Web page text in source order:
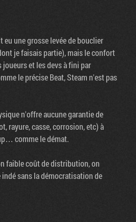
eu une grosse levée de bouclier
je faisais partie), mais le confort
joueurs et les devs à fini par
le précise Beat, Steam n'est pas
n'offre aucune garantie de
rayure, casse, corrosion, etc) à
comme le démat.
faible coût de distribution, on
sans la démocratisation de